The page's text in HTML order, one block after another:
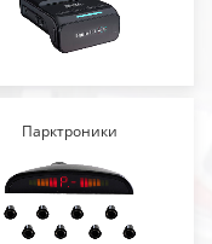
Парктроники